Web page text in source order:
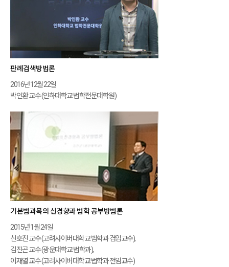
판례검색방법론
2016년 12월 22일
박인환 교수 (인하대학교 법학전문대학원)
기본법과목의 신경향과 법학 공부방법론
2015년 1월 24일
신호진 교수 (고려사이버대학교 법학과 겸임교수),
김진곤 교수 (광운대학교 법학과),
이재열 교수 (고려사이버대학교 법학과 전임교수)